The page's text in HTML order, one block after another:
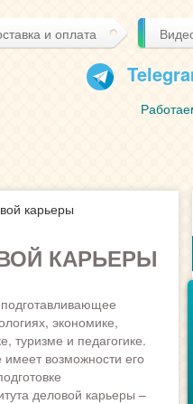
и оплата
карьеры
КАРЬЕРЫ
экономике,
туризме и педагогике.
возможности его
деловой карьеры –